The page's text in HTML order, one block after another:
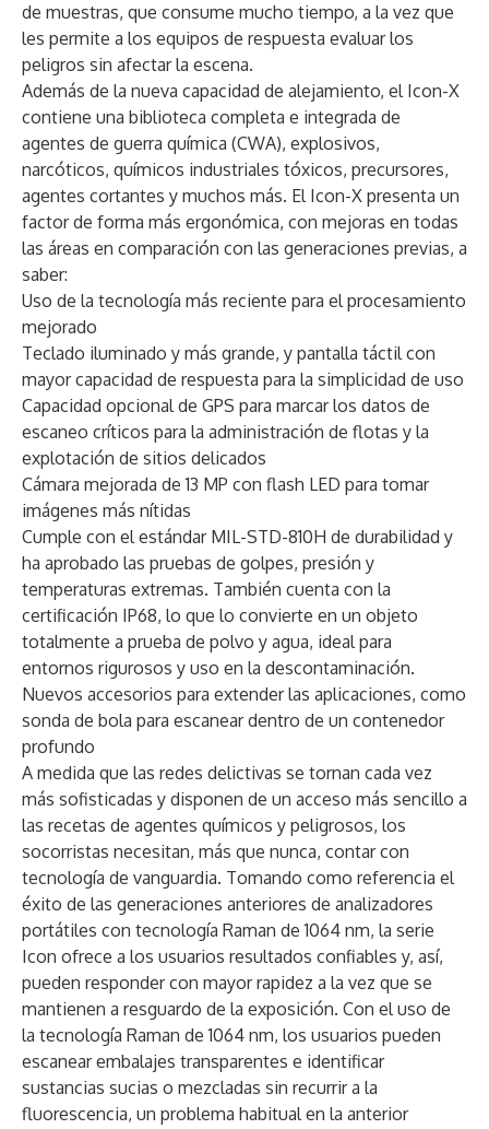
de muestras, que consume mucho tiempo, a la vez que
les permite a los equipos de respuesta evaluar los
peligros sin afectar la escena.
Además de la nueva capacidad de alejamiento, el Icon-X
contiene una biblioteca completa e integrada de
agentes de guerra química (CWA), explosivos,
narcóticos, químicos industriales tóxicos, precursores,
agentes cortantes y muchos más. El Icon-X presenta un
factor de forma más ergonómica, con mejoras en todas
las áreas en comparación con las generaciones previas, a
saber:
Uso de la tecnología más reciente para el procesamiento
mejorado
Teclado iluminado y más grande, y pantalla táctil con
mayor capacidad de respuesta para la simplicidad de uso
Capacidad opcional de GPS para marcar los datos de
escaneo críticos para la administración de flotas y la
explotación de sitios delicados
Cámara mejorada de 13 MP con flash LED para tomar
imágenes más nítidas
Cumple con el estándar MIL-STD-810H de durabilidad y
ha aprobado las pruebas de golpes, presión y
temperaturas extremas. También cuenta con la
certificación IP68, lo que lo convierte en un objeto
totalmente a prueba de polvo y agua, ideal para
entornos rigurosos y uso en la descontaminación.
Nuevos accesorios para extender las aplicaciones, como
sonda de bola para escanear dentro de un contenedor
profundo
A medida que las redes delictivas se tornan cada vez
más sofisticadas y disponen de un acceso más sencillo a
las recetas de agentes químicos y peligrosos, los
socorristas necesitan, más que nunca, contar con
tecnología de vanguardia. Tomando como referencia el
éxito de las generaciones anteriores de analizadores
portátiles con tecnología Raman de 1064 nm, la serie
Icon ofrece a los usuarios resultados confiables y, así,
pueden responder con mayor rapidez a la vez que se
mantienen a resguardo de la exposición. Con el uso de
la tecnología Raman de 1064 nm, los usuarios pueden
escanear embalajes transparentes e identificar
sustancias sucias o mezcladas sin recurrir a la
fluorescencia, un problema habitual en la anterior